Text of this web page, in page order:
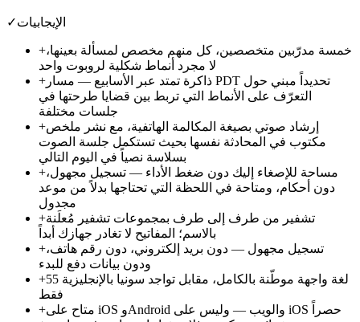
✓الإيجابيات
+خمسة مدرّبين متخصصين، كل منهم مخصص لمسألة بعينها،
لا مجرد أنماط شكلية لروبوت واحد
+ ذاكرة تمتد عبر الأسابيع — مسار PDT تحديداً مبني حول
التعرّف على الأنماط التي تربط بين قضايا طرحتها في
جلسات مختلفة
+إرشاد صوتي بصيغة المكالمة الهاتفية، مع نشر ملخص
مكتوب في المحادثة نفسها بحيث تستكمل جلسة الصوت
بسلاسة نصياً في اليوم التالي
+مساحة للإصغاء إليك دون ضغط الأداء — تسجيل مجهول،
دون أحكام، ومتاحة في اللحظة التي تحتاجها بدلاً من موعد
مجدول
+تشفير من طرف إلى طرف بمجموعات تشفير مُعلَنة
بالاسم؛ المفاتيح لا تغادر جهازك أبداً
+تسجيل مجهول — دون بريد إلكتروني، دون رقم هاتف،
ودون بيانات دفع للبدء
+55 لغة واجهة موطّنة بالكامل، مقابل تواجد سونيا بالإنجليزية
فقط
+
متاح على iOS وAndroid والويب — وليس على iOS حصراً